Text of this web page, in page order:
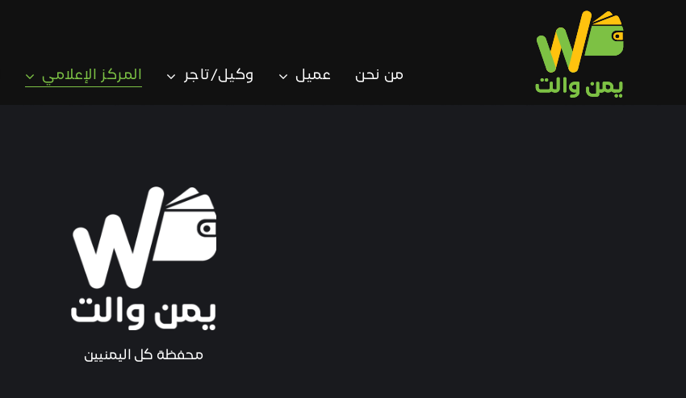
من نحن عميل وكيل/تاجر المركز الإعلامي
محفظة كل اليمنيين